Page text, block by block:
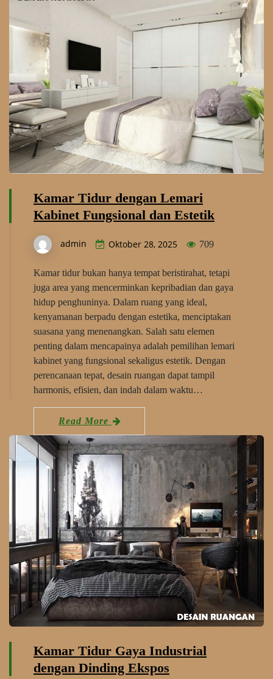
Kamar Tidur dengan Lemari
Kabinet Fungsional dan Estetik
admin Oktober 28, 2025 709
Kamar tidur bukan hanya tempat beristirahat, tetapi
juga area yang mencerminkan kepribadian dan gaya
hidup penghuninya. Dalam ruang yang ideal,
kenyamanan berpadu dengan estetika, menciptakan
suasana yang menenangkan. Salah satu elemen
penting dalam mencapainya adalah pemilihan lemari
kabinet yang fungsional sekaligus estetik. Dengan
perencanaan tepat, desain ruangan dapat tampil
harmonis, efisien, dan indah dalam waktu…
Read More
Kamar Tidur Gaya Industrial
dengan Dinding Ekspos